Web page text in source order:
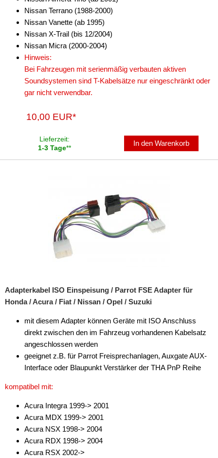
für Rover
für Seat
für Skoda
für Smart
für SsangYong
für Suzuki
für Toyota
für Volvo
Handyhalterungen
kabellos Laden
Lautsprecheradapter
Lautsprechereinbauset
Lautsprecherkabel
Lautsprecherringe
Lenkradadapter
Marderschutz
Nissan Terrano (1988-2000)
Nissan Vanette (ab 1995)
Nissan X-Trail (bis 12/2004)
Nissan Micra (2000-2004)
Hinweis:
Bei Fahrzeugen mit serienmäßig verbauten aktiven
Soundsystemen sind T-Kabelsätze nur eingeschränkt oder
gar nicht verwendbar.
10,00 EUR*
Lieferzeit:
1-3 Tage**
In den Warenkorb
Adapterkabel ISO Einspeisung / Parrot FSE Adapter für
Honda / Acura / Fiat / Nissan / Opel / Suzuki
mit diesem Adapter können Geräte mit ISO Anschluss
direkt zwischen den im Fahrzeug vorhandenen Kabelsatz
angeschlossen werden
geeignet z.B. für Parrot Freisprechanlagen, Auxgate AUX-
Interface oder Blaupunkt Verstärker der THA PnP Reihe
kompatibel mit:
Acura Integra 1999-> 2001
Acura MDX 1999-> 2001
Acura NSX 1998-> 2004
Acura RDX 1998-> 2004
Acura RSX 2002->